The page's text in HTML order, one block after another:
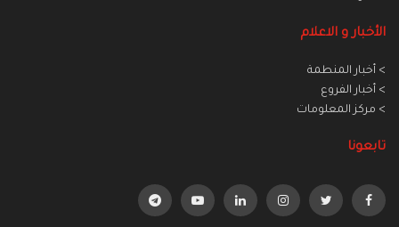
الأخبار و الاعلام
> أخبار المنطمة
> أخبار الفروع
> مركز المعلومات
تابعونا